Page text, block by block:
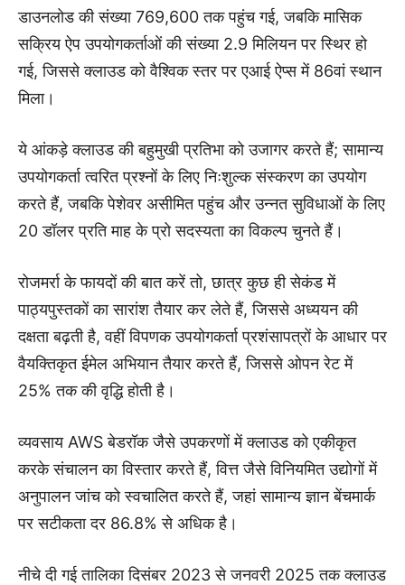
डाउनलोड की संख्या 769,600 तक पहुंच गई, जबकि मासिक
सक्रिय ऐप उपयोगकर्ताओं की संख्या 2.9 मिलियन पर स्थिर हो
गई, जिससे क्लाउड को वैश्विक स्तर पर एआई ऐप्स में 86वां स्थान
मिला।
ये आंकड़े क्लाउड की बहुमुखी प्रतिभा को उजागर करते हैं; सामान्य
उपयोगकर्ता त्वरित प्रश्नों के लिए निःशुल्क संस्करण का उपयोग
करते हैं, जबकि पेशेवर असीमित पहुंच और उन्नत सुविधाओं के लिए
20 डॉलर प्रति माह के प्रो सदस्यता का विकल्प चुनते हैं।
रोजमर्रा के फायदों की बात करें तो, छात्र कुछ ही सेकंड में
पाठ्यपुस्तकों का सारांश तैयार कर लेते हैं, जिससे अध्ययन की
दक्षता बढ़ती है, वहीं विपणक उपयोगकर्ता प्रशंसापत्रों के आधार पर
वैयक्तिकृत ईमेल अभियान तैयार करते हैं, जिससे ओपन रेट में
25% तक की वृद्धि होती है।
व्यवसाय AWS बेडरॉक जैसे उपकरणों में क्लाउड को एकीकृत
करके संचालन का विस्तार करते हैं, वित्त जैसे विनियमित उद्योगों में
अनुपालन जांच को स्वचालित करते हैं, जहां सामान्य ज्ञान बेंचमार्क
पर सटीकता दर 86.8% से अधिक है।
नीचे दी गई तालिका दिसंबर 2023 से जनवरी 2025 तक क्लाउड